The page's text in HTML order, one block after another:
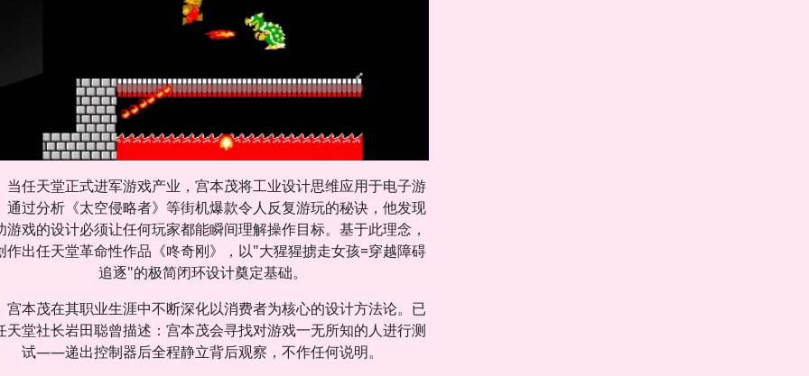
当任天堂正式进军游戏产业，宫本茂将工业设计思维应用于电子游
通过分析《太空侵略者》等街机爆款令人反复游玩的秘诀，他发现
游戏的设计必须让任何玩家都能瞬间理解操作目标。基于此理念，
作出任天堂革命性作品《咚奇刚》，以"大猩猩掳走女孩=穿越障碍
追逐"的极简闭环设计奠定基础。
宫本茂在其职业生涯中不断深化以消费者为核心的设计方法论。已
天堂社长岩田聪曾描述：宫本茂会寻找对游戏一无所知的人进行测
试——递出控制器后全程静立背后观察，不作任何说明。